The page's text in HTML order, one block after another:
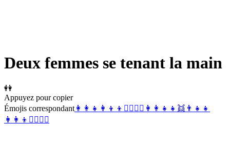
Deux femmes se tenant la main
👭
Appuyez pour copier
Émojis correspondant 👩‍👩‍👧 👩‍👦‍👦 👩‍❤️‍👩 ☮️ 👩 👩‍👧‍👧 👯 👨‍👧‍👧
👩‍👩‍👦 👩‍❤️‍💋‍👩